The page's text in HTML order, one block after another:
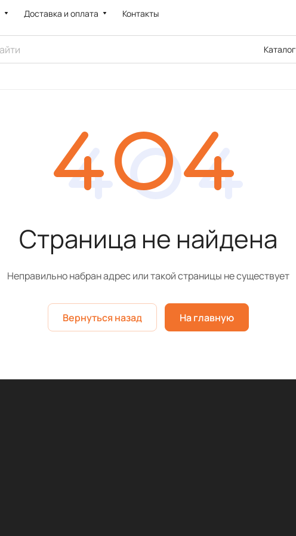
Доставка и оплата Контакты
Каталог
Страница не найдена
Неправильно набран адрес или такой страницы не существует
Вернуться назад На главную